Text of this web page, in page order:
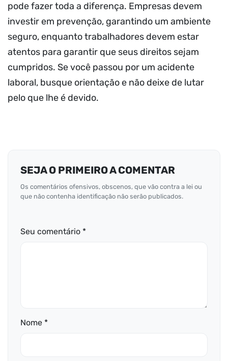
pode fazer toda a diferença. Empresas devem
investir em prevenção, garantindo um ambiente
seguro, enquanto trabalhadores devem estar
atentos para garantir que seus direitos sejam
cumpridos. Se você passou por um acidente
laboral, busque orientação e não deixe de lutar
pelo que lhe é devido.
SEJA O PRIMEIRO A COMENTAR
Os comentários ofensivos, obscenos, que vão contra a lei ou
que não contenha identificação não serão publicados.
Seu comentário *
Nome *